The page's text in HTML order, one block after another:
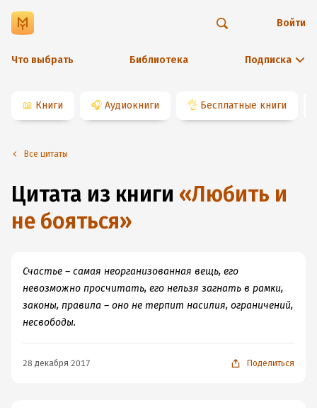
Что выбрать Библиотека Подписка
Войти
📖 Книги 🎧 Аудиокниги 👌 Бесплатные книги
Все цитаты
Цитата из книги «Любить и
не бояться»
Счастье – самая неорганизованная вещь, его
невозможно просчитать, его нельзя загнать в рамки,
законы, правила – оно не терпит насилия, ограничений,
несвободы.
28 декабря 2017 Поделиться